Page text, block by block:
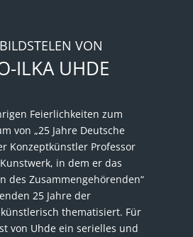
VON
ILKA UHDE
Feierlichkeiten zum
von „25 Jahre Deutsche
Konzeptkünstler Professor
in dem er das
des Zusammengehörenden“
25 Jahre der
thematisiert. Für
von Uhde ein serielles und